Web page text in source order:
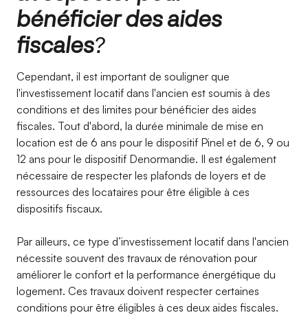
bénéficier des aides
fiscales?
Cependant, il est important de souligner que
l'investissement locatif dans l'ancien est soumis à des
conditions et des limites pour bénéficier des aides
fiscales. Tout d'abord, la durée minimale de mise en
location est de 6 ans pour le dispositif Pinel et de 6, 9 ou
12 ans pour le dispositif Denormandie. Il est également
nécessaire de respecter les plafonds de loyers et de
ressources des locataires pour être éligible à ces
dispositifs fiscaux.
Par ailleurs, ce type d’investissement locatif dans l'ancien
nécessite souvent des travaux de rénovation pour
améliorer le confort et la performance énergétique du
logement. Ces travaux doivent respecter certaines
conditions pour être éligibles à ces deux aides fiscales.